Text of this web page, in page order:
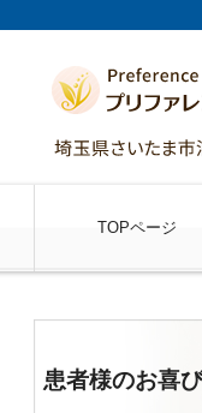
TOPページ
患者様のお喜